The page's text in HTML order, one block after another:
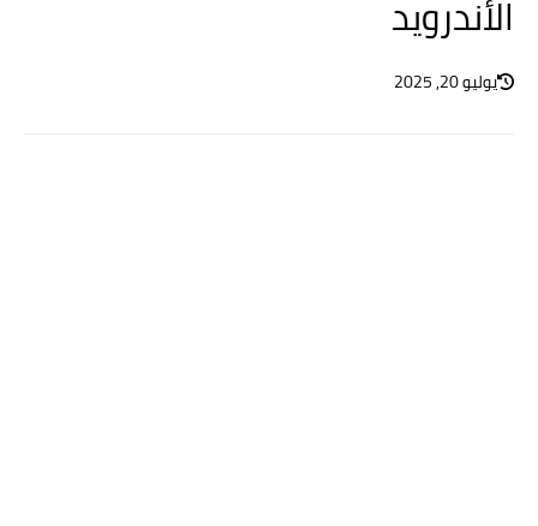
الأندرويد
يوليو 20, 2025